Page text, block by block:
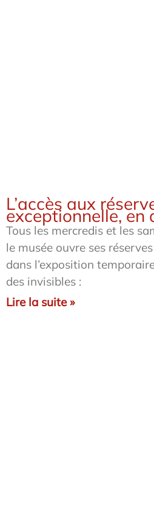
L’accès aux
exceptionnelle, en
Tous les mercredis et les
le musée ouvre ses
dans l’exposition
des invisibles :
Lire la suite »